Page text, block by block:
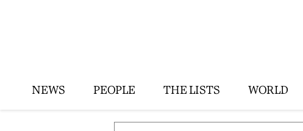
NEWS PEOPLE THE LISTS WORLD